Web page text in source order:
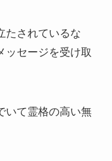
たされているな
ッセージを受け取
いて霊格の高い無